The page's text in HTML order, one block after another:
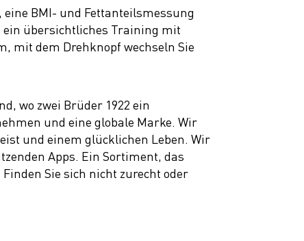
BMI- und Fettanteilsmessung
ein übersichtliches Training mit
mit dem Drehknopf wechseln Sie
wo zwei Brüder 1922 ein
und eine globale Marke. Wir
und einem glücklichen Leben. Wir
Apps. Ein Sortiment, das
Sie sich nicht zurecht oder